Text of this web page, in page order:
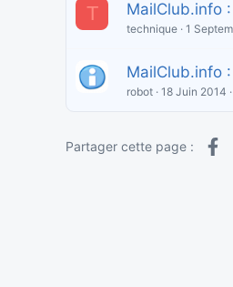
T MailClub.info
technique 1
MailClub.info
robot 18 Juin 2014
Partager cette page :